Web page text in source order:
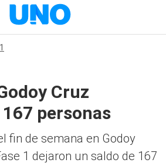
Cruz
personas
fin de semana en Godoy
1 dejaron un saldo de 167